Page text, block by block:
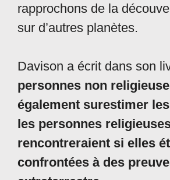
rapprochons de la
sur d’autres planètes.
Davison a écrit dans son
personnes non
également surestimer
les personnes
rencontreraient si elles
confrontées à des